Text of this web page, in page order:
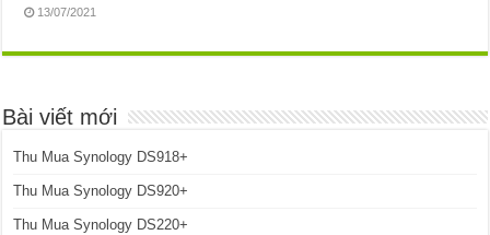
13/07/2021
Bài viết mới
Thu Mua Synology DS918+
Thu Mua Synology DS920+
Thu Mua Synology DS220+